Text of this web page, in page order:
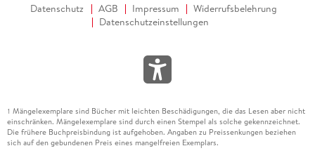
Datenschutz AGB Impressum
Widerrufsbelehrung
Datenschutzeinstellungen
1 Mängelexemplare sind Bücher mit leichten Beschädigungen, die das Lesen aber nicht
einschränken. Mängelexemplare sind durch einen Stempel als solche gekennzeichnet.
Die frühere Buchpreisbindung ist aufgehoben. Angaben zu Preissenkungen beziehen
sich auf den gebundenen Preis eines mangelfreien Exemplars.